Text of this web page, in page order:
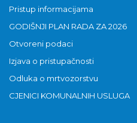
Pristup informacijama
GODIŠNJI PLAN RADA ZA 2026
Otvoreni podaci
Izjava o pristupačnosti
Odluka o mrtvozorstvu
CJENICI KOMUNALNIH USLUGA